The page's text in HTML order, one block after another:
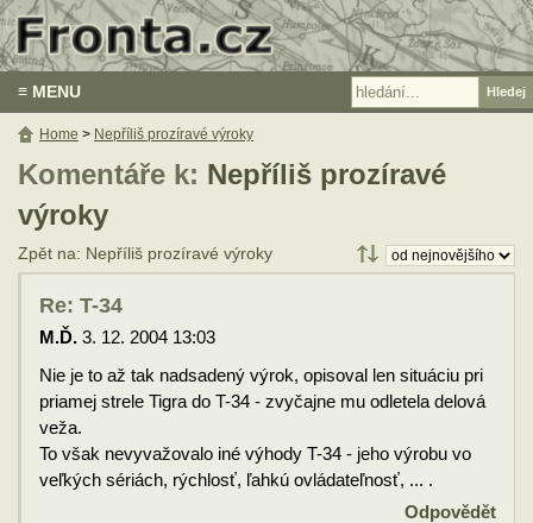
≡ MENU
Komentáře k: Nepříliš prozíravé
výroky
Zpět na: Nepříliš prozíravé výroky
Re: T-34
M.Ď. 3. 12. 2004 13:03
Nie je to až tak nadsadený výrok, opisoval len situáciu pri
priamej strele Tigra do T-34 - zvyčajne mu odletela delová
veža.
To však nevyvažovalo iné výhody T-34 - jeho výrobu vo
veľkých sériách, rýchlosť, ľahkú ovládateľnosť, ... .
Odpovědět
Home > Nepříliš prozíravé výroky